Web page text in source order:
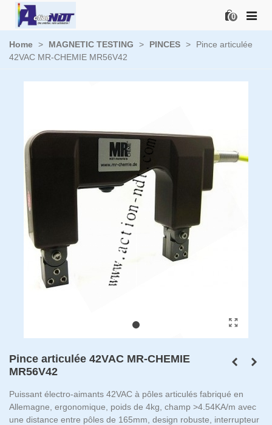
0
Home > MAGNETIC TESTING > PINCES >
Pince articulée
42VAC MR-CHEMIE MR56V42
Pince articulée 42VAC MR-CHEMIE
MR56V42
Puissant électro-aimants 42VAC à pôles articulés fabriqué en
Allemagne, ergonomique, poids de 4kg, champ >4.54KA/m avec
une distance entre pôles de 165mm, design robuste, interrupteur